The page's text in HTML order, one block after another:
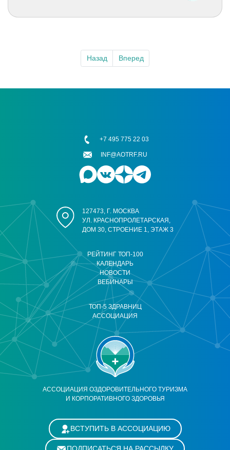
Назад Вперед
АССОЦИАЦИЯ ОЗДОРОВИТЕЛЬНОГО ТУРИЗМА
И КОРПОРАТИВНОГО ЗДОРОВЬЯ
РЕЙТИНГ ТОП-100
КАЛЕНДАРЬ
НОВОСТИ
ВЕБИНАРЫ
ТОП-5 ЗДРАВНИЦ
АССОЦИАЦИЯ
127473, Г. МОСКВА
УЛ. КРАСНОПРОЛЕТАРСКАЯ,
ДОМ 30, СТРОЕНИЕ 1, ЭТАЖ 3
+7 495 775 22 03
INF@AOTRF.RU
ВСТУПИТЬ В АССОЦИАЦИЮ